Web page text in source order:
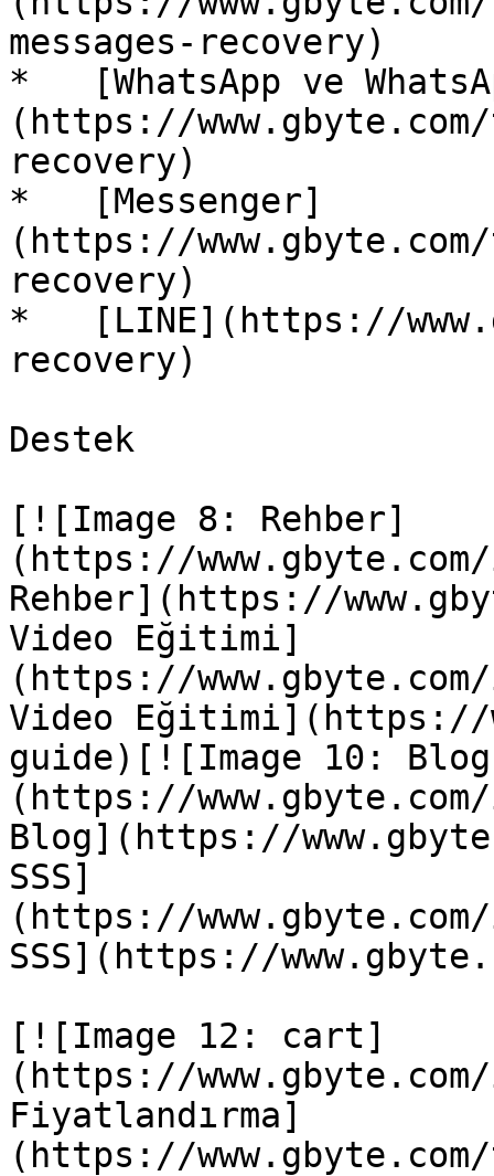
messages-recovery)
*   [WhatsApp ve
(https://
recovery)
*   [Messenger]
(https://
recovery)
*   [LINE](https://
recovery)
Destek
[![Image 8: Rehber]
(https://
Rehber](https://
Video Eğitimi]
(https://
Video Eğitimi](https://
guide)[![Image 10:
(https://
Blog](https://
SSS]
(https://
SSS](https://
[![Image 12: cart]
(https://
Fiyatlandırma]
(https://